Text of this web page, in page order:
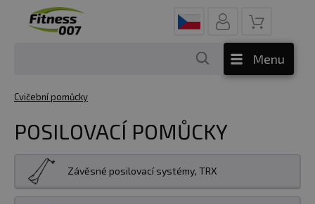
Menu
Cvičební pomůcky
POSILOVACÍ POMŮCKY
Závěsné posilovací systémy, TRX